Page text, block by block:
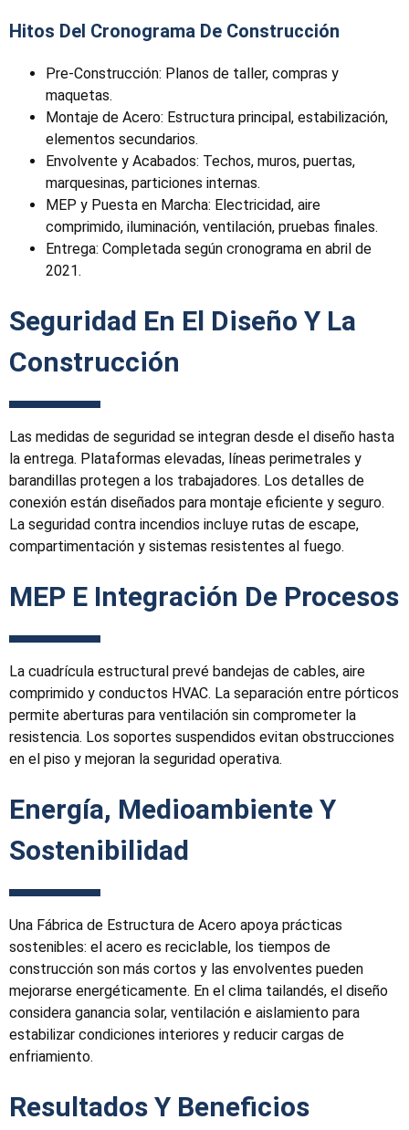
Hitos Del Cronograma De Construcción
Pre-Construcción: Planos de taller, compras y
maquetas.
Montaje de Acero: Estructura principal, estabilización,
elementos secundarios.
Envolvente y Acabados: Techos, muros, puertas,
marquesinas, particiones internas.
MEP y Puesta en Marcha: Electricidad, aire
comprimido, iluminación, ventilación, pruebas finales.
Entrega: Completada según cronograma en abril de
2021.
Seguridad En El Diseño Y La
Construcción
Las medidas de seguridad se integran desde el diseño hasta
la entrega. Plataformas elevadas, líneas perimetrales y
barandillas protegen a los trabajadores. Los detalles de
conexión están diseñados para montaje eficiente y seguro.
La seguridad contra incendios incluye rutas de escape,
compartimentación y sistemas resistentes al fuego.
MEP E Integración De Procesos
La cuadrícula estructural prevé bandejas de cables, aire
comprimido y conductos HVAC. La separación entre pórticos
permite aberturas para ventilación sin comprometer la
resistencia. Los soportes suspendidos evitan obstrucciones
en el piso y mejoran la seguridad operativa.
Energía, Medioambiente Y
Sostenibilidad
Una Fábrica de Estructura de Acero apoya prácticas
sostenibles: el acero es reciclable, los tiempos de
construcción son más cortos y las envolventes pueden
mejorarse energéticamente. En el clima tailandés, el diseño
considera ganancia solar, ventilación e aislamiento para
estabilizar condiciones interiores y reducir cargas de
enfriamiento.
Resultados Y Beneficios